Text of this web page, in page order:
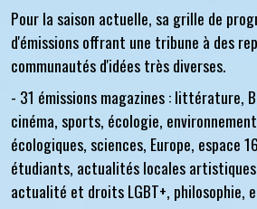
Pour la saison actuelle, sa grille de
d'émissions offrant une tribune à des
communautés d'idées très diverses.
- 31 émissions magazines: littérature,
cinéma, sports, écologie,
écologiques, sciences, Europe, espace
étudiants, actualités locales
actualité et droits LGBT+, philosophie,